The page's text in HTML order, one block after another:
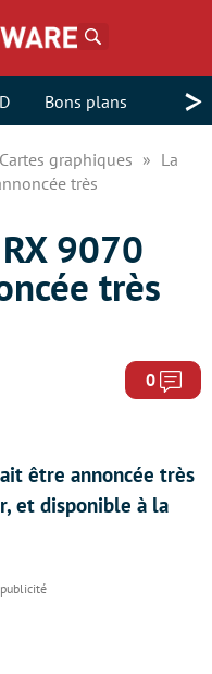
Bons plans >
Cartes graphiques
La
très
9070
très
0
être annoncée très
et disponible à la